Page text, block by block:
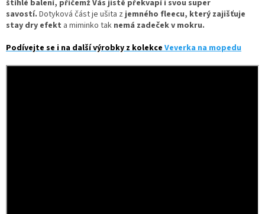
štíhlé balení, přičemž Vás jistě překvapí i svou super
savostí. Dotyková část je ušita zjemného fleecu, který zajišťuje
stay dry efekt a miminko tak nemá zadeček v mokru.
Podívejte se i na další výrobky z kolekceVeverka na mopedu